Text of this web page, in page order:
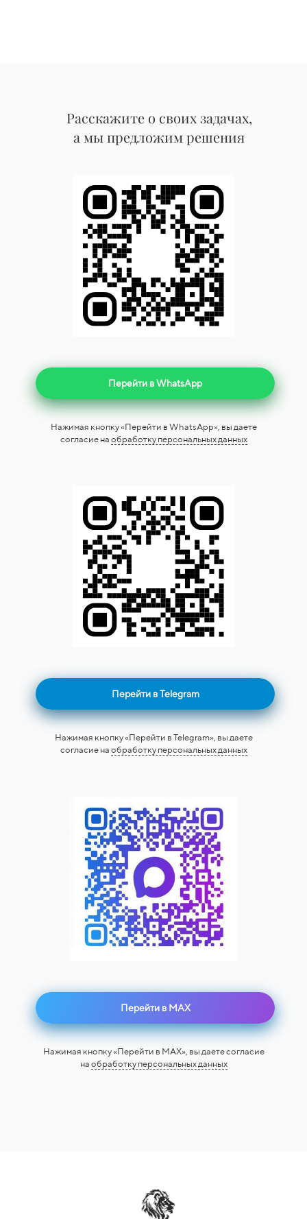
Расскажите о своих задачах,
а мы предложим решения
Перейти в WhatsApp
Нажимая кнопку «Перейти в WhatsApp», вы даете
согласие на обработку персональных данных
Перейти в Telegram
Нажимая кнопку «Перейти в Telegram», вы даете
согласие на обработку персональных данных
Перейти в MAX
Нажимая кнопку «Перейти в MAX», вы даете согласие
на обработку персональных данных